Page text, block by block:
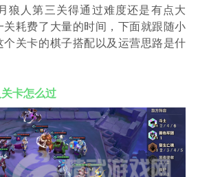
狼人第三关得通过难度还是有点大
耗费了大量的时间，下面就跟随小
关卡的棋子搭配以及运营思路是什
卡怎么过